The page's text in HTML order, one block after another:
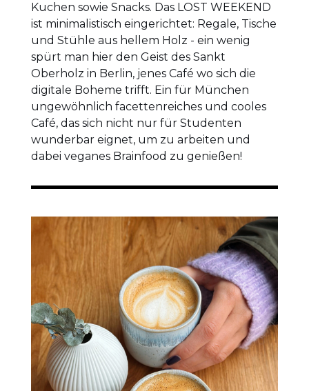
Kuchen sowie Snacks. Das LOST WEEKEND
ist minimalistisch eingerichtet: Regale, Tische
und Stühle aus hellem Holz - ein wenig
spürt man hier den Geist des Sankt
Oberholz in Berlin, jenes Café wo sich die
digitale Boheme trifft. Ein für München
ungewöhnlich facettenreiches und cooles
Café, das sich nicht nur für Studenten
wunderbar eignet, um zu arbeiten und
dabei veganes Brainfood zu genießen!